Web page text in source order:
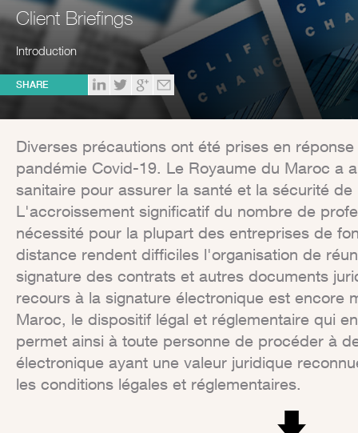
Client Briefings
Introduction
SHARE
Diverses précautions ont été prises en
pandémie Covid-19. Le Royaume du Maroc a
sanitaire pour assurer la santé et la sécurité
L'accroissement significatif du nombre de
nécessité pour la plupart des entreprises de
distance rendent difficiles l'organisation de
signature des contrats et autres documents
recours à la signature électronique est encore
Maroc, le dispositif légal et réglementaire qui
permet ainsi à toute personne de procéder à
électronique ayant une valeur juridique
les conditions légales et réglementaires.